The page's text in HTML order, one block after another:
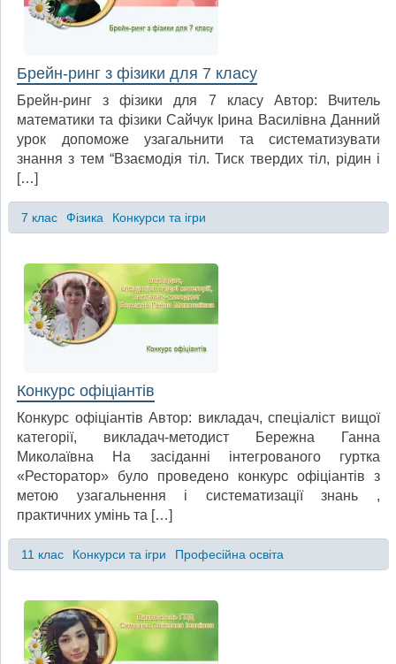
Брейн-ринг з фізики для 7 класу
Брейн-ринг з фізики для 7 класу Автор: Вчитель
математики та фізики Сайчук Ірина Василівна Данний
урок допоможе узагальнити та систематизувати
знання з тем “Взаємодія тіл. Тиск твердих тіл, рідин і
[…]
7 клас Фізика Конкурси та ігри
Конкурс офіціантів
Конкурс офіціантів Автор: викладач, спеціаліст вищої
категорії, викладач-методист Бережна Ганна
Миколаївна На засіданні інтегрованого гуртка
«Ресторатор» було проведено конкурс офіціантів з
метою узагальнення і систематизації знань ,
практичних умінь та […]
11 клас Конкурси та ігри Професійна освіта